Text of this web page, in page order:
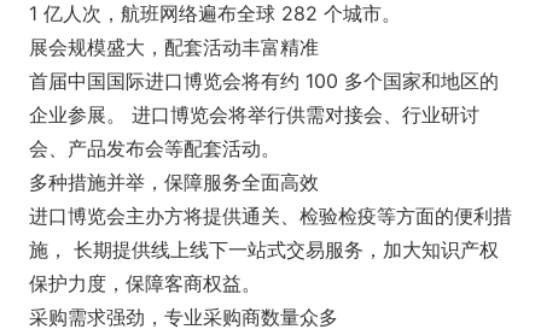
1 亿人次，航班网络遍布全球 282 个城市。
展会规模盛大，配套活动丰富精准
首届中国国际进口博览会将有约 100 多个国家和地区的
企业参展。 进口博览会将举行供需对接会、行业研讨
会、产品发布会等配套活动。
多种措施并举，保障服务全面高效
进口博览会主办方将提供通关、检验检疫等方面的便利措
施， 长期提供线上线下一站式交易服务，加大知识产权
保护力度，保障客商权益。
采购需求强劲，专业采购商数量众多